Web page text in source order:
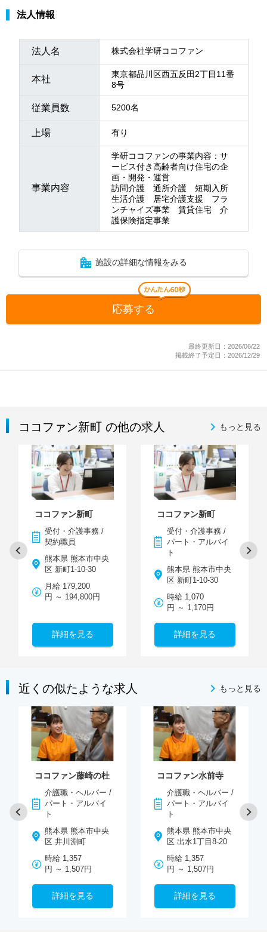
法人情報
法人名 株式会社学研ココファン
本社
東京都品川区西五反田2丁目11番
8号
従業員数 5200名
上場 有り
事業内容
学研ココファンの事業内容：サ
ービス付き高齢者向け住宅の企
画・開発・運営
訪問介護 通所介護 短期入所
生活介護 居宅介護支援 フラ
ンチャイズ事業 賃貸住宅 介
護保険指定事業
施設の詳細な情報をみる
応募する
最終更新日：2026/06/22
掲載終了予定日：2026/12/29
ココファン新町 の他の求人 もっと見る
ココファン新町
受付・介護事務 /
契約職員
熊本県 熊本市中央
区 新町1-10-30
月給 179,200
円 ～ 194,800円
詳細を見る
ココファン新町
受付・介護事務 /
パート・アルバイ
ト
熊本県 熊本市中央
区 新町1-10-30
時給 1,070
円 ～ 1,170円
詳細を見る
近くの似たような求人 もっと見る
ココファン藤崎の杜
介護職・ヘルパー /
パート・アルバイ
ト
熊本県 熊本市中央
区 井川淵町
時給 1,357
円 ～ 1,507円
詳細を見る
ココファン水前寺
介護職・ヘルパー /
パート・アルバイ
ト
熊本県 熊本市中央
区 出水1丁目8-20
時給 1,357
円 ～ 1,507円
詳細を見る